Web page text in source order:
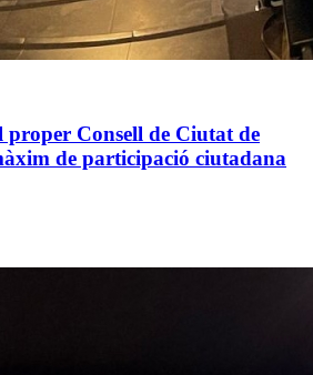
Consell de Ciutat de
de participació ciutadana